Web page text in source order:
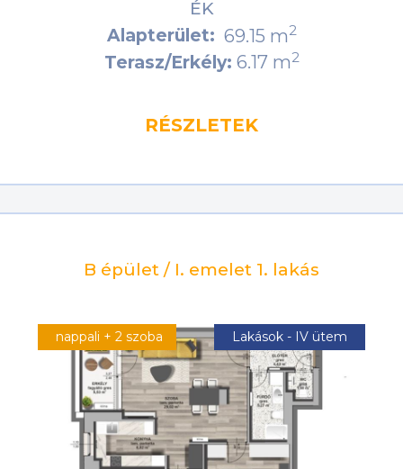
ÉK
Alapterület: 69.15 m2
Terasz/Erkély: 6.17 m2
RÉSZLETEK
B épület / I. emelet 1. lakás
nappali + 2 szoba Lakások - IV ütem